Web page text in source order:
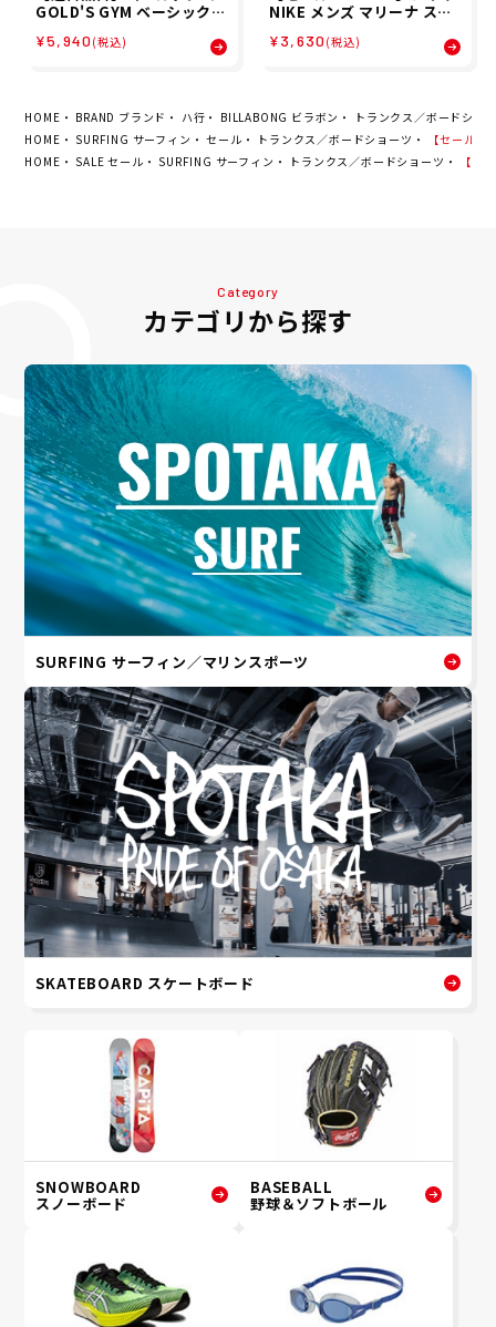
GOLD'S GYM ベーシックス
フィットネス トレーニング
¥5,940 (税込)
NIKE メンズ マリーナ スポ
ル IH2380-001 26FA
¥3,630 (税込)
HOME BRAND ブランド ハ行 BILLABONG ビラボン
トランクス／ボードショ
HOME
SURFING サーフィン セール トランクス／ボードショーツ
【セール
HOME
SALE セール SURFING サーフィン トランクス／ボードショーツ 【セ
Category
カテゴリから探す
SURFING サーフィン／マリンスポーツ
SKATEBOARD スケートボード
SNOWBOARD
スノーボード
BASEBALL
野球＆ソフトボール